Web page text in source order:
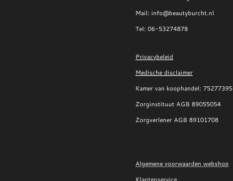
Mail: info@beautyburcht.nl
Tel: 06-53274878
Privacybeleid
Medische disclaimer
Kamer van koophandel: 75277395
Zorginstituut AGB 89055054
Zorgverlener AGB 89101708
Algemene voorwaarden webshop
Klantenservice